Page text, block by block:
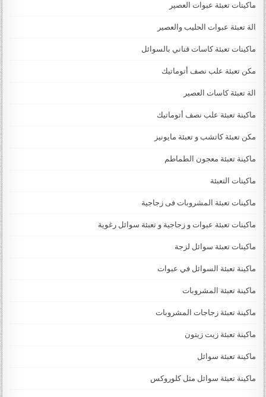
ماكينات تعبئة عبوات العصير
الة تعبئة عبوات الحليب والعصير
ماكينات تعبئة كاسات قناني بالسوائل
مكن تعبئة علب نصف أتوماتيك
الة تعبئة كاسات العصير
ماكينة تعبئة علب نصف أتوماتيك
مكن تعبئة كاتشب و تعبئة مايونيز
ماكينة تعبئة معجون الطماطم
ماكينات التعبئة
ماكينات تعبئة المشروبات فى زجاجية
ماكينات تعبئة عبوات و زجاجية و تعبئة سوائل رغوية
ماكينات تعبئة سوائل لزجة
‏‏‏ماكينة تعبئة السوائل في عبوات
ماكينة تعبئة المشروبات
ماكينة تعبئة زجاجات المشروبات
ماكينة تعبئة زيت زيتون
ماكينة تعبئة سوائل
ماكينة تعبئة سوائل مثل كلوروكس